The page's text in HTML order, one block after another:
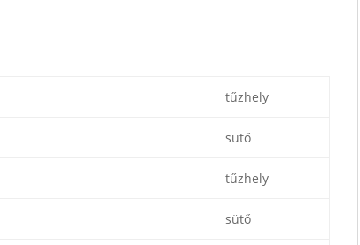
tűzhely
sütő
tűzhely
sütő